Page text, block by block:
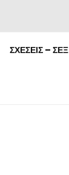
ΣΧΕΣΕΙΣ – ΣΕΞ